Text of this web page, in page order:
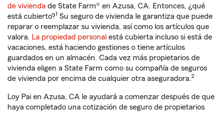
de vivienda de State Farm® en Azusa, CA. Entonces, ¿qué
está cubierto?1 Su seguro de vivienda le garantiza que puede
reparar o reemplazar su vivienda, así como los artículos que
valora. La propiedad personal está cubierta incluso si está de
vacaciones, está haciendo gestiones o tiene artículos
guardados en un almacén. Cada vez más propietarios de
vivienda eligen a State Farm como su compañía de seguros
de vivienda por encima de cualquier otra aseguradora.2
Loy Pai en Azusa, CA le ayudará a comenzar después de que
haya completado una cotización de seguro de propietarios